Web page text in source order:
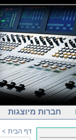
חברות מיוצגות
דף הבית >